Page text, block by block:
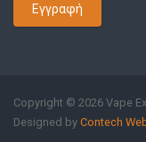
Εγγραφή
Copyright © 2026 Vape
Designed by Contech